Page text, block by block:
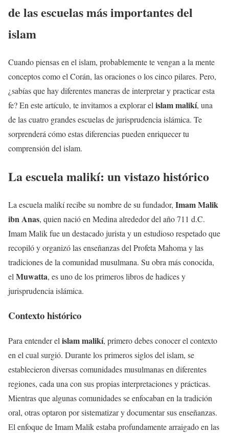
de las escuelas más importantes del
islam
Cuando piensas en el islam, probablemente te vengan a la mente
conceptos como el Corán, las oraciones o los cinco pilares. Pero,
¿sabías que hay diferentes maneras de interpretar y practicar esta
fe? En este artículo, te invitamos a explorar el islam malikí, una
de las cuatro grandes escuelas de jurisprudencia islámica. Te
sorprenderá cómo estas diferencias pueden enriquecer tu
comprensión del islam.
La escuela malikí: un vistazo histórico
La escuela malikí recibe su nombre de su fundador, Imam Malik
ibn Anas, quien nació en Medina alrededor del año 711 d.C.
Imam Malik fue un destacado jurista y un estudioso respetado que
recopiló y organizó las enseñanzas del Profeta Mahoma y las
tradiciones de la comunidad musulmana. Su obra más conocida,
el Muwatta, es uno de los primeros libros de hadices y
jurisprudencia islámica.
Contexto histórico
Para entender el islam malikí, primero debes conocer el contexto
en el cual surgió. Durante los primeros siglos del islam, se
establecieron diversas comunidades musulmanas en diferentes
regiones, cada una con sus propias interpretaciones y prácticas.
Mientras que algunas comunidades se enfocaban en la tradición
oral, otras optaron por sistematizar y documentar sus enseñanzas.
El enfoque de Imam Malik estaba profundamente arraigado en las